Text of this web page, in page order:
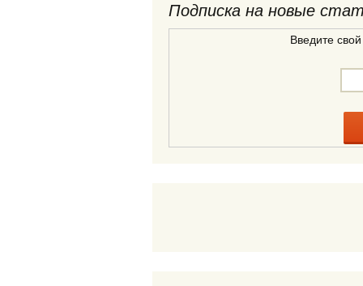
Подписка на новые
Введите